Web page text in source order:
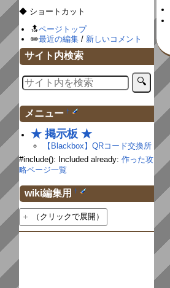
◆ ショートカット
🔝ページトップ
✏️最近の編集 / 新しいコメント
サイト内検索
メニュー †
★ 掲示板 ★
【Blackbox】QRコード交換所
#include(): Included already: 作った攻
略ページ一覧
wiki編集用 †
（クリックで展開）